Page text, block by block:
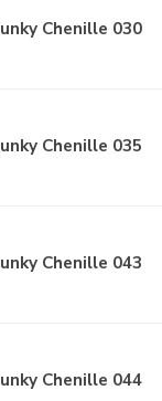
Chenille 030
Chenille 035
Chenille 043
Chenille 044